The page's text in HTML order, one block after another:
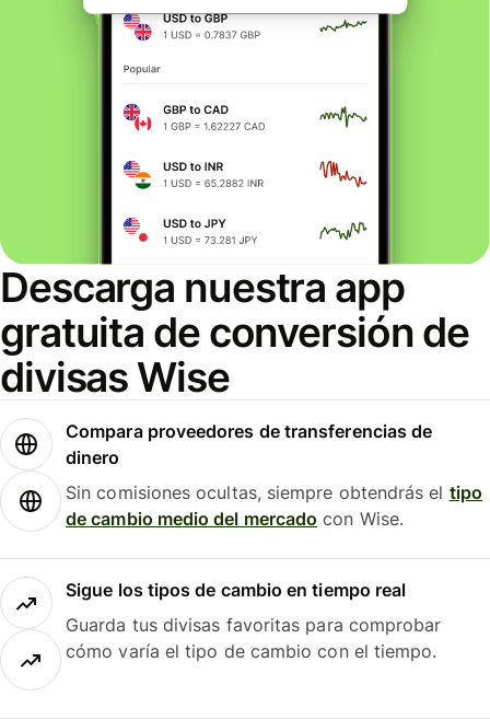
Descarga nuestra app
gratuita de conversión de
divisas Wise
Compara proveedores de transferencias de
dinero
Sin comisiones ocultas, siempre obtendrás el tipo
de cambio medio del mercado con Wise.
Sigue los tipos de cambio en tiempo real
Guarda tus divisas favoritas para comprobar
cómo varía el tipo de cambio con el tiempo.